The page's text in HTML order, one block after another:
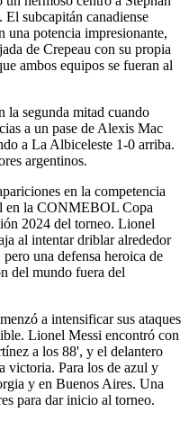
El subcapitán canadiense
una potencia impresionante,
de Crepeau con su propia
ambos equipos se fueran al
la segunda mitad cuando
a un pase de Alexis Mac
a La Albiceleste 1-0 arriba.
argentinos.
en la competencia
en la CONMEBOL Copa
2024 del torneo. Lionel
al intentar driblar alrededor
una defensa heroica de
del mundo fuera del
a intensificar sus ataques
Lionel Messi encontró con
a los 88', y el delantero
victoria. Para los de azul y
y en Buenos Aires. Una
para dar inicio al torneo.